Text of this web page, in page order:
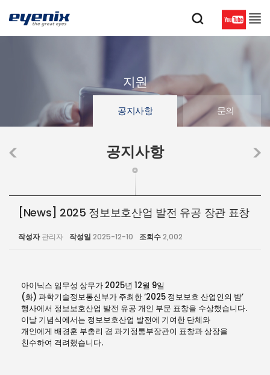
지원
공지사항 문의
공지사항
[News] 2025 정보보호산업 발전 유공 장관 표창
작성자 관리자 작성일 2025-12-10 조회수2,002
아이닉스 임무성 상무가 2025년 12월 9일
(화) 과학기술정보통신부가 주최한 ‘2025 정보보호 산업인의 밤’
행사에서 정보보호산업 발전 유공 개인 부문 표창을 수상했습니다.
이날 기념식에서는 정보보호산업 발전에 기여한 단체와
개인에게 배경훈 부총리 겸 과기정통부장관이 표창과 상장을
친수하여 격려했습니다.